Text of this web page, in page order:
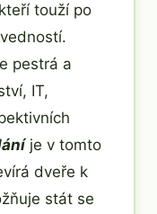
touží po
pestrá a
IT,
je v tomto
dveře k
stát se